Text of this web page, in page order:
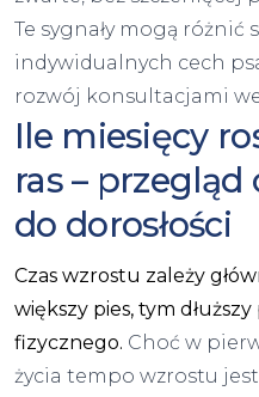
Te sygnały mogą różnić
indywidualnych cech
rozwój konsultacjami
Ile miesięcy
ras – przegląd
do dorosłości
Czas wzrostu zależy
większy pies, tym
fizycznego. Choć w
życia tempo wzrostu